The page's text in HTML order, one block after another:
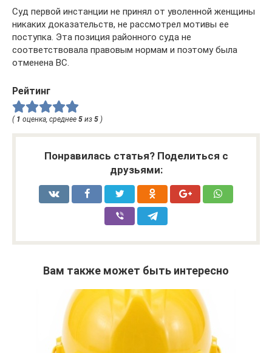
Суд первой инстанции не принял от уволенной женщины
никаких доказательств, не рассмотрел мотивы ее
поступка. Эта позиция районного суда не
соответствовала правовым нормам и поэтому была
отменена ВС.
Рейтинг
( 1 оценка, среднее 5 из 5 )
Понравилась статья? Поделиться с
друзьями:
Вам также может быть интересно